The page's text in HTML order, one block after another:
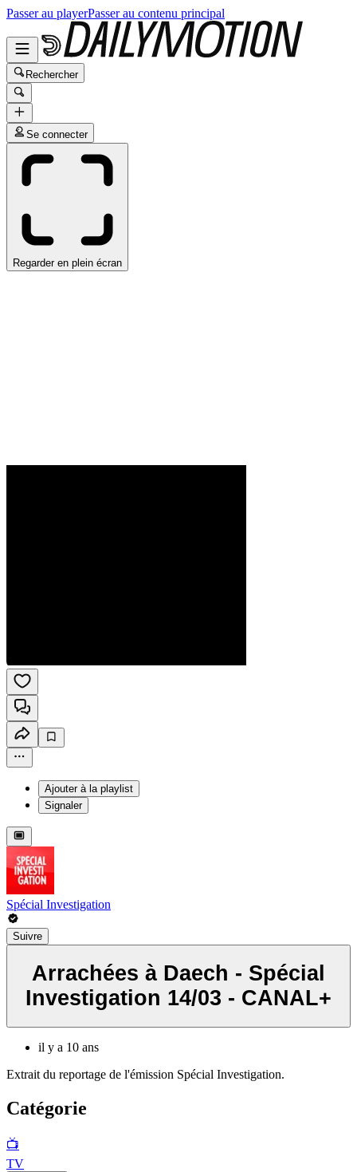
Passer au playerPasser au contenu principal
Rechercher
Se connecter
Regarder en plein écran
Ajouter à la playlist
Signaler
Spécial Investigation
Suivre
Arrachées à Daech - Spécial
Investigation 14/03 - CANAL+
il y a 10 ans
Extrait du reportage de l'émission Spécial Investigation.
Catégorie
📺
TV